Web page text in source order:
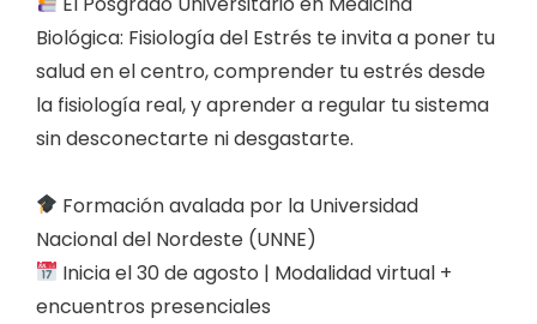
Biológica: Fisiología del Estrés te invita a poner tu
salud en el centro, comprender tu estrés desde
la fisiología real, y aprender a regular tu sistema
sin desconectarte ni desgastarte.
Formación avalada por la Universidad
Nacional del Nordeste (UNNE)
Inicia el 30 de agosto | Modalidad virtual +
encuentros presenciales